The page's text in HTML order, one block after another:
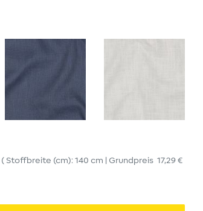
( Stoffbreite (cm): 140 cm | Grundpreis 17,29 €